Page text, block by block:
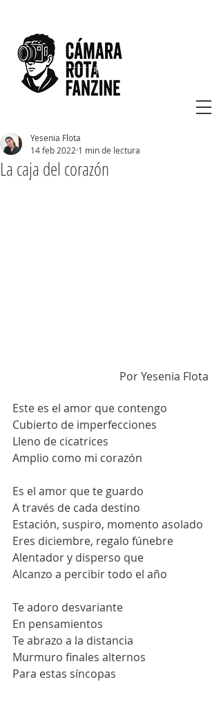
La caja del corazón
Yesenia Flota
14 feb 2022 1 min de lectura
Por Yesenia Flota
Este es el amor que contengo
Cubierto de imperfecciones
Lleno de cicatrices
Amplio como mi corazón
Es el amor que te guardo
A través de cada destino
Estación, suspiro, momento asolado
Eres diciembre, regalo fúnebre
Alentador y disperso que
Alcanzo a percibir todo el año
Te adoro desvariante
En pensamientos
Te abrazo a la distancia
Murmuro finales alternos
Para estas síncopas